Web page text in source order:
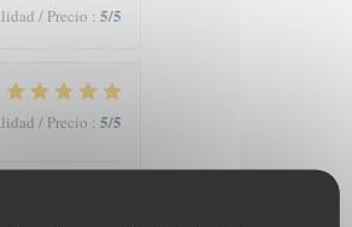
/ Precio : 5/5
/ Precio : 5/5